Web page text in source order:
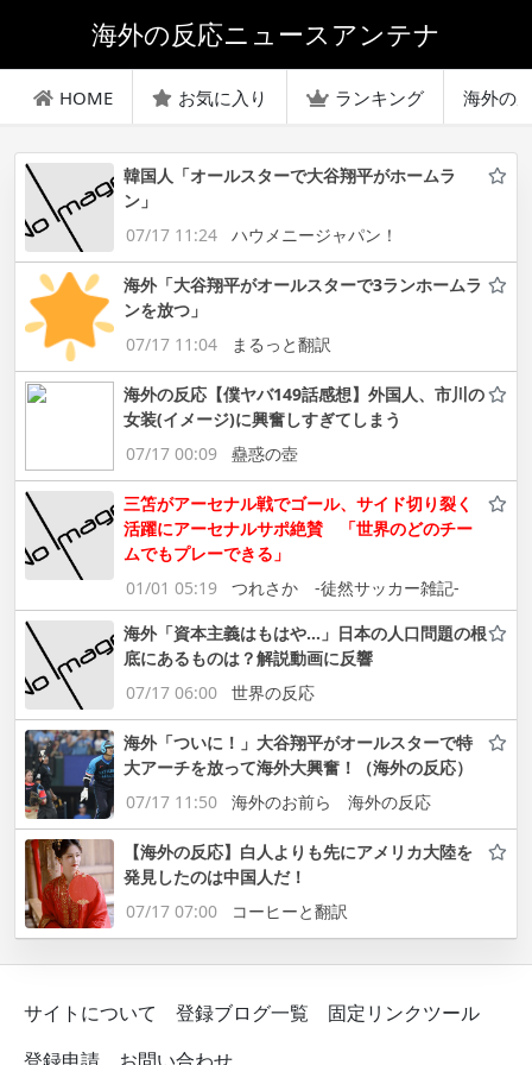
海外の反応ニュースアンテナ
HOME お気に入り ランキング 海外の
韓国人「オールスターで大谷翔平がホームラ
ン」
07/17 11:24
ハウメニージャパン！
海外「大谷翔平がオールスターで3ランホームラ
ンを放つ」
07/17 11:04
まるっと翻訳
海外の反応【僕ヤバ149話感想】外国人、市川の
女装(イメージ)に興奮しすぎてしまう
07/17 00:09
蠱惑の壺
三笘がアーセナル戦でゴール、サイド切り裂く
活躍にアーセナルサポ絶賛 「世界のどのチー
ムでもプレーできる」
01/01 05:19
つれさか -徒然サッカー雑記-
海外「資本主義はもはや…」日本の人口問題の根
底にあるものは？解説動画に反響
07/17 06:00
世界の反応
海外「ついに！」大谷翔平がオールスターで特
大アーチを放って海外大興奮！（海外の反応）
07/17 11:50
海外のお前ら 海外の反応
【海外の反応】白人よりも先にアメリカ大陸を
発見したのは中国人だ！
07/17 07:00
コーヒーと翻訳
サイトについて 登録ブログ一覧
固定リンクツール